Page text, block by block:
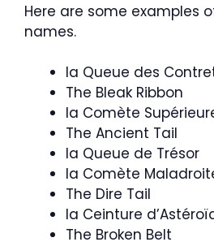
Here are some examples
names.
la Queue des
The Bleak Ribbon
la Comète
The Ancient Tail
la Queue de Trésor
la Comète
The Dire Tail
la Ceinture
The Broken Belt